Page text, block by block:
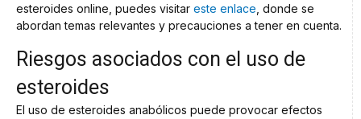
esteroides online, puedes visitar este enlace , donde se
abordan temas relevantes y precauciones a tener en cuenta.
Riesgos asociados con el uso de
esteroides
El uso de esteroides anabólicos puede provocar efectos